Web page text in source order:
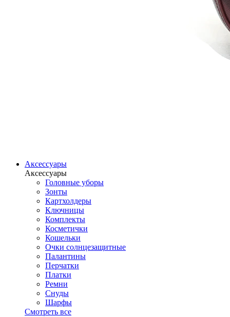
Аксессуары
Аксессуары
Головные уборы
Зонты
Картхолдеры
Ключницы
Комплекты
Косметички
Кошельки
Очки солнцезащитные
Палантины
Перчатки
Платки
Ремни
Снуды
Шарфы
Смотреть все